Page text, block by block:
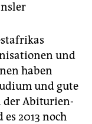
und
haben
und gute
der Ab­itu­ri­en­
2013 noch